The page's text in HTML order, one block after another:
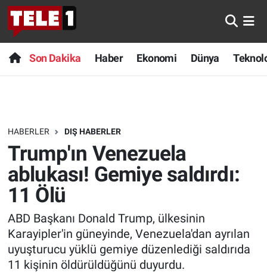
Son Dakika Haber Ekonomi Dünya
HABERLER DIŞ HABERLER
Trump'ın Venezuela
ablukası! Gemiye saldırdı:
11 Ölü
ABD Başkanı Donald Trump, ülkesinin
Karayipler'in güneyinde, Venezuela'dan ayrılan
uyuşturucu yüklü gemiye düzenlediği saldırıda
11 kişinin öldürüldüğünü duyurdu.
Anında Manşet
Başka Sohbetler
Bilim turu
Bilim ve Teknoloji Evreni
Doğa Konuşuyor
Dünya
Ege Saati
Son Dakika
Haber
Dünya
Teknoloji
Sağlık
Spor
Yayın Akışı
Nöbetçi Eczaneler
Hava Durumu
Trafik Durumu
Süper Lig Puan Durumu ve Fikstür
Tüm Manşetler
Son Dakika Haberleri
Haber Arşivi